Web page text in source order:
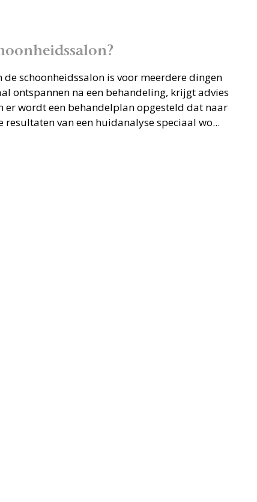
de schoonheidssalon is voor meerdere dingen
ontspannen na een behandeling, krijgt advies
er wordt een behandelplan opgesteld dat naar
resultaten van een huidanalyse speciaal wo...